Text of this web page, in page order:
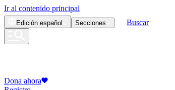
Ir al contenido principal
Edición español Secciones Buscar
Dona ahora